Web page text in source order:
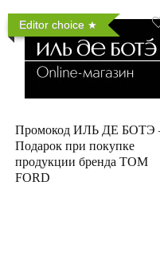
Editor choice
Промокод ИЛЬ ДЕ
Подарок при покупке
продукции бренда TOM
FORD